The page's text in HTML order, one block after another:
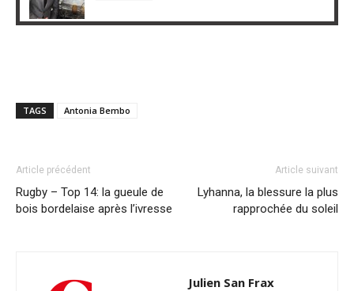
TAGS Antonia Bembo
Article précédent
Rugby – Top 14: la gueule de
bois bordelaise après l’ivresse
Article suivant
Lyhanna, la blessure la plus
rapprochée du soleil
Julien San Frax